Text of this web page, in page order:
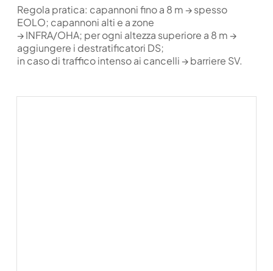
Regola pratica: capannoni fino a 8 m → spesso
EOLO; capannoni alti e a zone
→ INFRA/OHA; per ogni altezza superiore a 8 m →
aggiungere i destratificatori DS;
in caso di traffico intenso ai cancelli → barriere SV.